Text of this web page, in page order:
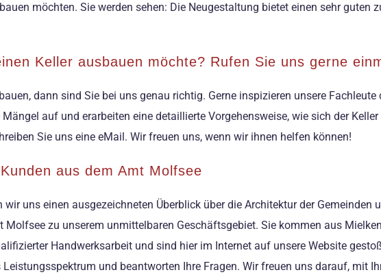
möchten. Sie werden sehen: Die Neugestaltung bietet einen sehr
Keller ausbauen möchte? Rufen Sie uns gerne
dann sind Sie bei uns genau richtig. Gerne inspizieren unsere
auf und erarbeiten eine detaillierte Vorgehensweise, wie sich der
Sie uns eine eMail. Wir freuen uns, wenn wir ihnen helfen können!
aus dem Amt Molfsee
uns einen ausgezeichneten Überblick über die Architektur der Gemeinden
zu unserem unmittelbaren Geschäftsgebiet. Sie kommen aus
Handwerksarbeit und sind hier im Internet auf unsere Website
und beantworten Ihre Fragen. Wir freuen uns darauf, mit